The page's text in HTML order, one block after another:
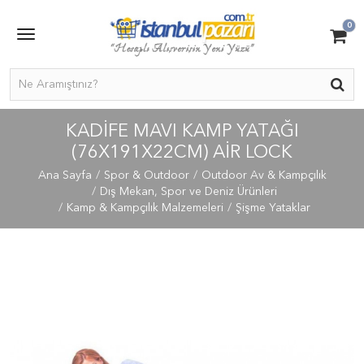
0
KADİFE MAVI KAMP YATAĞI
(76X191X22CM) AIR LOCK
Ana Sayfa Spor & Outdoor
Outdoor Av & Kampçılık
Dış Mekan, Spor ve Deniz Ürünleri
Kamp & Kampçılık Malzemeleri
Şişme Yataklar